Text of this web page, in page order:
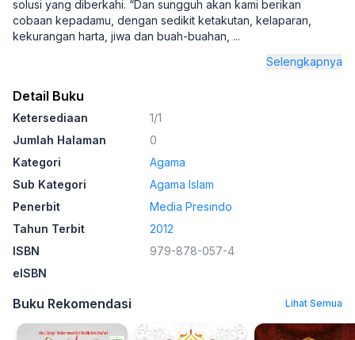
solusi yang diberkahi. “Dan sungguh akan kami berikan
cobaan kepadamu, dengan sedikit ketakutan, kelaparan,
kekurangan harta, jiwa dan buah-buahan, ...
Selengkapnya
Detail Buku
Ketersediaan
1/1
Jumlah Halaman
0
Kategori
Agama
Sub Kategori
Agama Islam
Penerbit
Media Presindo
Tahun Terbit
2012
ISBN
979-878-057-4
eISBN
Buku Rekomendasi Lihat Semua